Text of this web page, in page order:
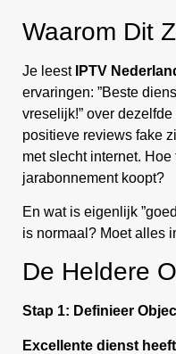
Waarom Dit
Je leest IPTV
ervaringen: ”Beste
vreselijk!” over
positieve reviews fake
met slecht internet.
jarabonnement koopt?
En wat is eigenlijk
is normaal? Moet alles
De Heldere
Stap 1: Definieer
Excellente dienst